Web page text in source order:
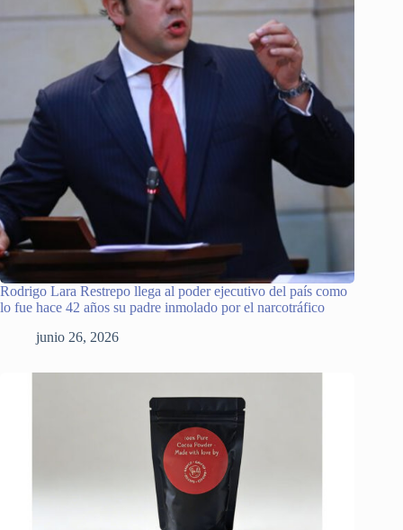
Rodrigo Lara Restrepo llega al poder ejecutivo del país como
lo fue hace 42 años su padre inmolado por el narcotráfico
junio 26, 2026